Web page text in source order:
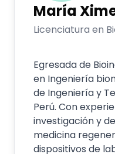
María
Licenciatura en
Egresada de
en Ingeniería
de Ingeniería y
Perú. Con
investigación y
medicina
dispositivos de